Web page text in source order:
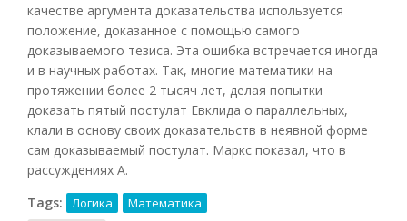
качестве аргумента доказательства используется
положение, доказанное с помощью самого
доказываемого тезиса. Эта ошибка встречается иногда
и в научных работах. Так, многие математики на
протяжении более 2 тысяч лет, делая попытки
доказать пятый постулат Евклида о параллельных,
клали в основу своих доказательств в неявной форме
сам доказываемый постулат. Маркс показал, что в
рассуждениях А.
Tags:
Логика Математика